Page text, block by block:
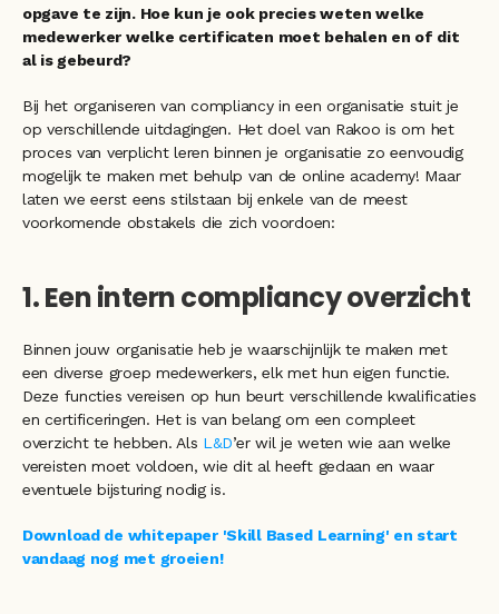
opgave te zijn. Hoe kun je ook precies weten welke
medewerker welke certificaten moet behalen en of dit
al is gebeurd?
Bij het organiseren van compliancy in een organisatie stuit je
op verschillende uitdagingen. Het doel van Rakoo is om het
proces van verplicht leren binnen je organisatie zo eenvoudig
mogelijk te maken met behulp van de online academy! Maar
laten we eerst eens stilstaan bij enkele van de meest
voorkomende obstakels die zich voordoen:
1. Een intern compliancy overzicht
Binnen jouw organisatie heb je waarschijnlijk te maken met
een diverse groep medewerkers, elk met hun eigen functie.
Deze functies vereisen op hun beurt verschillende kwalificaties
en certificeringen. Het is van belang om een compleet
overzicht te hebben. Als L&D’er wil je weten wie aan welke
vereisten moet voldoen, wie dit al heeft gedaan en waar
eventuele bijsturing nodig is.
Download de whitepaper 'Skill Based Learning' en start
vandaag nog met groeien!